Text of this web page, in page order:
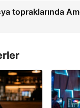
topraklarında